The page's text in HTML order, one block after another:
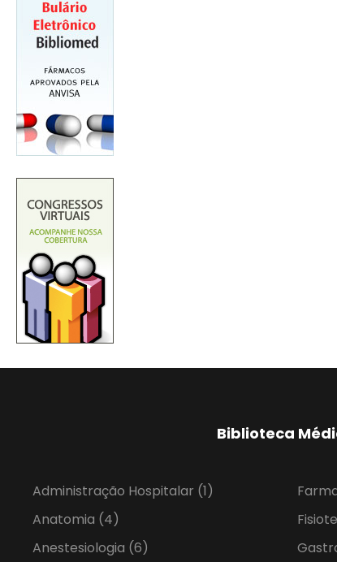
Biblioteca
Administração Hospitalar (1)
Anatomia (4)
Anestesiologia (6)